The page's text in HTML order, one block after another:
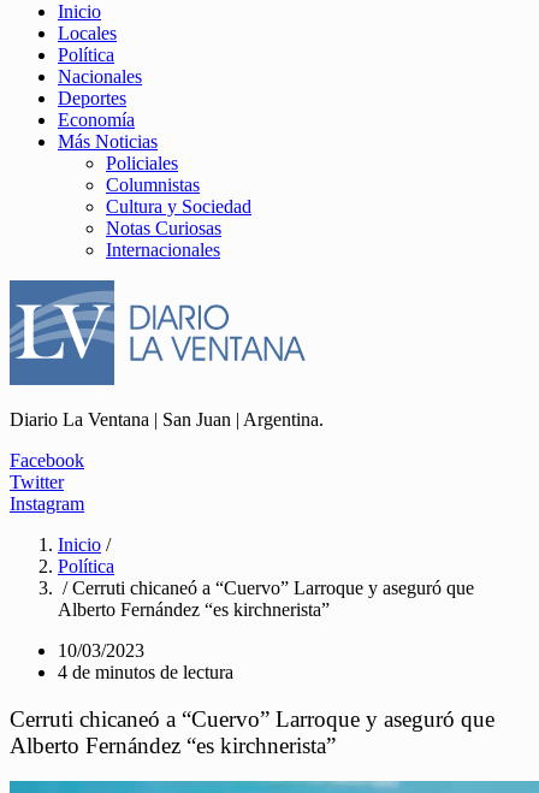
Inicio
Locales
Política
Nacionales
Deportes
Economía
Más Noticias
Policiales
Columnistas
Cultura y Sociedad
Notas Curiosas
Internacionales
Diario La Ventana | San Juan | Argentina.
Facebook
Twitter
Instagram
Inicio /
Política
/ Cerruti chicaneó a “Cuervo” Larroque y aseguró que
Alberto Fernández “es kirchnerista”
10/03/2023
4 de minutos de lectura
Cerruti chicaneó a “Cuervo” Larroque y aseguró que
Alberto Fernández “es kirchnerista”